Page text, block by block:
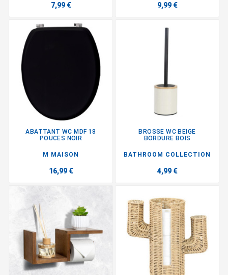
7,99 € 9,99 €
ABATTANT WC MDF 18
POUCES NOIR
M MAISON
16,99 €
BROSSE WC BEIGE
BORDURE BOIS
BATHROOM COLLECTION
4,99 €